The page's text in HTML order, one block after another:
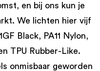
en bij ons kun je
We lichten hier vijf
Black, PA11 Nylon,
TPU Rubber-Like.
onmisbaar geworden